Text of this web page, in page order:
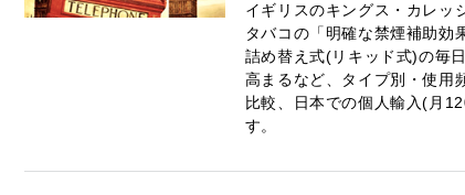
イギリスのキングス・カレッ
タバコの「明確な禁煙補助効
詰め替え式(リキッド式)の毎
高まるなど、タイプ別・使用
比較、日本での個人輸入(月
す。